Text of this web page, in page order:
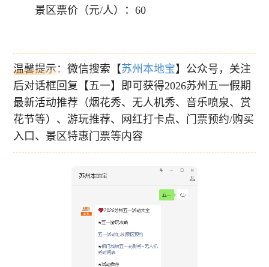
景区票价（元/人）：60
温馨提示：微信搜索【苏州本地宝】公众号，关注
后对话框回复【五一】即可获得2026苏州五一假期
最新活动推荐（烟花秀、无人机秀、音乐喷泉、赏
花节等）、游玩推荐、网红打卡点、门票预约/购买
入口、景区特惠门票等内容